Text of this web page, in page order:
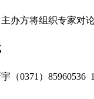
方将组织专家对论
0371）85960536